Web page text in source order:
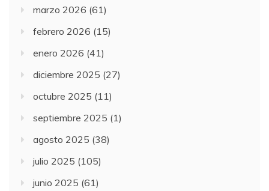
marzo 2026 (61)
febrero 2026 (15)
enero 2026 (41)
diciembre 2025 (27)
octubre 2025 (11)
septiembre 2025 (1)
agosto 2025 (38)
julio 2025 (105)
junio 2025 (61)